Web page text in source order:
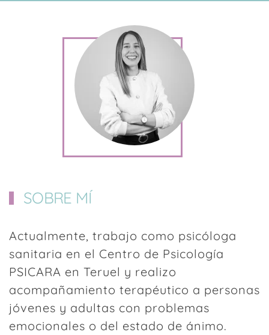
SOBRE MÍ
Actualmente, trabajo como psicóloga
sanitaria en el Centro de Psicología
PSICARA en Teruel y realizo
acompañamiento terapéutico a personas
jóvenes y adultas con problemas
emocionales o del estado de ánimo.